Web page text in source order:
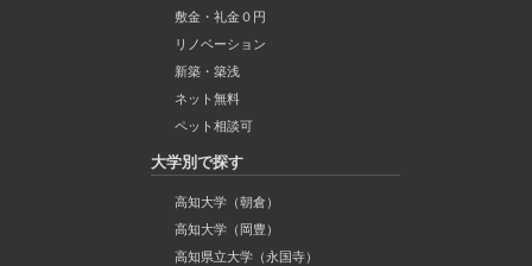
敷金・礼金０円
リノベーション
新築・築浅
ネット無料
ペット相談可
大学別で探す
高知大学（朝倉）
高知大学（岡豊）
高知県立大学（永国寺）